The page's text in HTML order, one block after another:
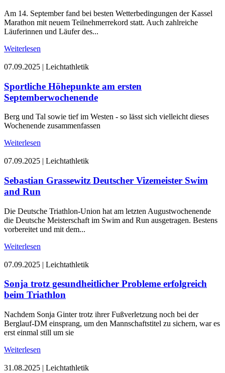
Am 14. September fand bei besten Wetterbedingungen der Kassel
Marathon mit neuem Teilnehmerrekord statt. Auch zahlreiche
Läuferinnen und Läufer des...
Weiterlesen
07.09.2025 | Leichtathletik
Sportliche Höhepunkte am ersten
Septemberwochenende
Berg und Tal sowie tief im Westen - so lässt sich vielleicht dieses
Wochenende zusammenfassen
Weiterlesen
07.09.2025 | Leichtathletik
Sebastian Grassewitz Deutscher Vizemeister Swim
and Run
Die Deutsche Triathlon-Union hat am letzten Augustwochenende
die Deutsche Meisterschaft im Swim and Run ausgetragen. Bestens
vorbereitet und mit dem...
Weiterlesen
07.09.2025 | Leichtathletik
Sonja trotz gesundheitlicher Probleme erfolgreich
beim Triathlon
Nachdem Sonja Ginter trotz ihrer Fußverletzung noch bei der
Berglauf-DM einsprang, um den Mannschaftstitel zu sichern, war es
erst einmal still um sie
Weiterlesen
31.08.2025 | Leichtathletik